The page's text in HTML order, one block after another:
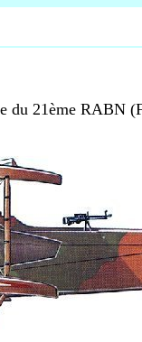
du 21ème RABN